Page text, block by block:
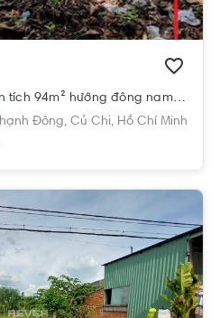
Đất nền Đường Số 47 diện tích 94m² hướng đông nam pháp lý sổ hồng.
Đông, Củ Chi, Hồ Chí Minh